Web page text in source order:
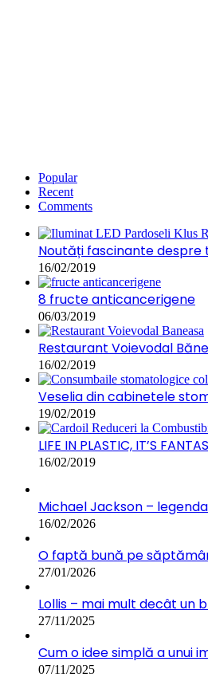
Popular
Recent
Comments
Noutăți fascinante despre
16/02/2019
8 fructe anticancerigene
06/03/2019
Restaurant Voievodal
16/02/2019
Veselia din cabinetele
19/02/2019
LIFE IN PLASTIC, IT’S
16/02/2019
Michael Jackson –
16/02/2026
O faptă bună pe
27/01/2026
Lollis – mai mult decât un
27/11/2025
Cum o idee simplă a unui
07/11/2025